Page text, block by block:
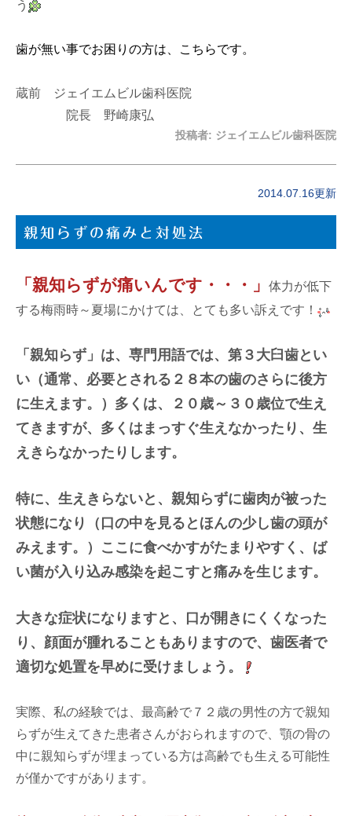
う
歯が無い事でお困りの方は、こちらです。
蔵前 ジェイエムビル歯科医院
院長 野崎康弘
投稿者: ジェイエムビル歯科医院
2014.07.16更新
親知らずの痛みと対処法
「親知らずが痛いんです・・・」
体力が低下
する梅雨時～夏場にかけては、とても多い訴えです！
「親知らず」は、専門用語では、第３大臼歯とい
い（通常、必要とされる２８本の歯のさらに後方
に生えます。）多くは、２０歳～３０歳位で生え
てきますが、多くはまっすぐ生えなかったり、生
えきらなかったりします。
特に、生えきらないと、親知らずに歯肉が被った
状態になり（口の中を見るとほんの少し歯の頭が
みえます。）ここに食べかすがたまりやすく、ば
い菌が入り込み感染を起こすと痛みを生じます。
大きな症状になりますと、口が開きにくくなった
り、顔面が腫れることもありますので、歯医者で
適切な処置を早めに受けましょう。
実際、私の経験では、最高齢で７２歳の男性の方で親知
らずが生えてきた患者さんがおられますので、顎の骨の
中に親知らずが埋まっている方は高齢でも生える可能性
が僅かですがあります。